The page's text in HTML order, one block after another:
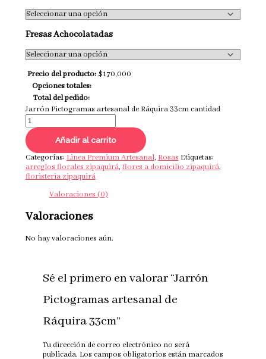
Fresas Achocolatadas
Precio del producto: $170,000
Opciones totales:
Total del pedido:
Jarrón Pictogramas artesanal de Ráquira 33cm cantidad
Añadir al carrito
Categorías:Linea Premium Artesanal,Rosas Etiquetas:
arreglos florales zipaquirá,flores a domicilio zipaquirá,
floristeria zipaquirá
Valoraciones (0)
Valoraciones
No hay valoraciones aún.
Sé el primero en valorar “Jarrón
Pictogramas artesanal de
Ráquira 33cm”
Tu dirección de correo electrónico no será
publicada. Los campos obligatorios están marcados